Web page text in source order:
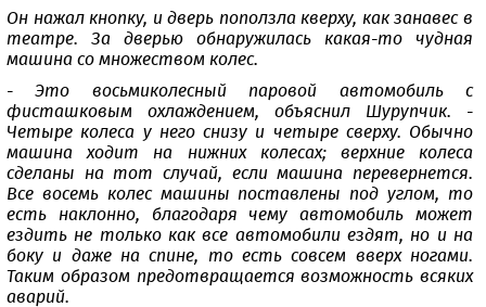
Он нажал кнопку, и дверь поползла кверху, как занавес в
театре. За дверью обнаружилась какая-то чудная
машина со множеством колес.
- Это восьмиколесный паровой автомобиль с
фисташковым охлаждением, объяснил Шурупчик. -
Четыре колеса у него снизу и четыре сверху. Обычно
машина ходит на нижних колесах; верхние колеса
сделаны на тот случай, если машина перевернется.
Все восемь колес машины поставлены под углом, то
есть наклонно, благодаря чему автомобиль может
ездить не только как все автомобили ездят, но и на
боку и даже на спине, то есть совсем вверх ногами.
Таким образом предотвращается возможность всяких
аварий.